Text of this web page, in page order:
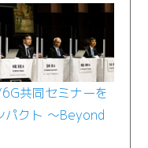
共同セミナーを
パクト ～Beyond